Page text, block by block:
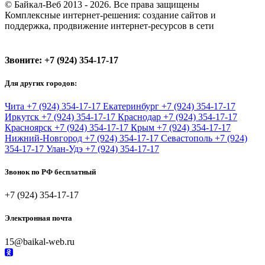
© Байкал-Веб 2013 - 2026. Все права защищены
Комплексные интернет-решения: создание сайтов и
поддержка, продвижение интернет-ресурсов в сети
Звоните: +7 (924) 354-17-17
Для других городов:
Чита +7 (924) 354-17-17 Екатеринбург +7 (924) 354-17-17
Иркутск +7 (924) 354-17-17 Краснодар +7 (924) 354-17-17
Красноярск +7 (924) 354-17-17 Крым +7 (924) 354-17-17
Нижний-Новгород +7 (924) 354-17-17 Севастополь +7 (924)
354-17-17 Улан-Удэ +7 (924) 354-17-17
Звонок по РФ бесплатный
+7 (924) 354-17-17
Электронная почта
15@baikal-web.ru